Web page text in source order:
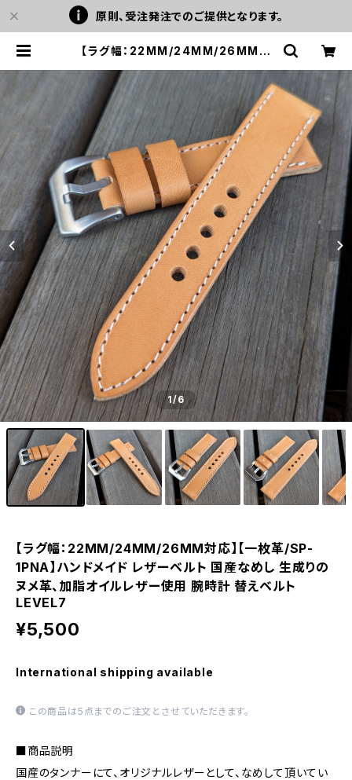
原則、受注発注でのご提供となります。
【ラグ幅：22MM/24MM/26MM対
レザーベルト 国産なめし 生成りのヌ
メ革、加脂オイルレザー使用 腕時計
替えベルト LEVEL7 | LEVEL7
1/6
【ラグ幅：22MM/24MM/26MM対応】【一枚革/SP-
1PNA】ハンドメイド レザーベルト 国産なめし 生成りの
ヌメ革、加脂オイルレザー使用 腕時計 替えベルト
LEVEL7
¥5,500
International shipping available
この商品は5点までのご注文とさせていただきます。
■商品説明
国産のタンナーにて、オリジナルレザーとして、なめして頂いてい